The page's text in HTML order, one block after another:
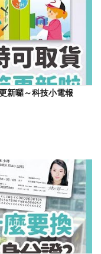
新囉～科技小電報